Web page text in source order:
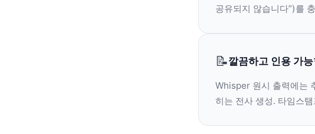
공유되지 않습니다”)를
📝깔끔하고 인용 가
Whisper 원시 출력에는
히는 전사 생성. 타임스